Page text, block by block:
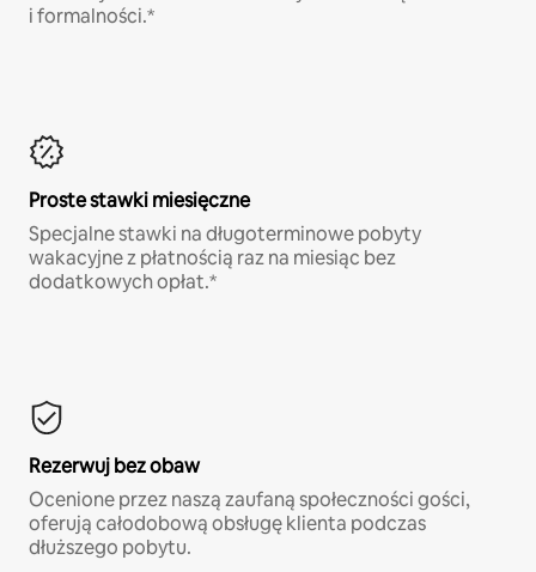
i formalności.*
Proste stawki miesięczne
Specjalne stawki na długoterminowe pobyty
wakacyjne z płatnością raz na miesiąc bez
dodatkowych opłat.*
Rezerwuj bez obaw
Ocenione przez naszą zaufaną społeczności gości,
oferują całodobową obsługę klienta podczas
dłuższego pobytu.